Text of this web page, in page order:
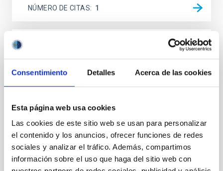
Consentimiento Detalles Acerca de las cookies
Esta página web usa cookies
Las cookies de este sitio web se usan para personalizar
el contenido y los anuncios, ofrecer funciones de redes
sociales y analizar el tráfico. Además, compartimos
información sobre el uso que haga del sitio web con
NÚMERO DE CITAS 1
Is the nitrogen-rich source PN K4-47 a true
planetary nebula?
nebula that exhibits low-ionisation structures in the
nebula has raised questions about whether K4-47 is a
true planetary nebula or if the origins are more exotic
in nature. Aims. We aim to investigate the spatially
resolved structure of the nebula